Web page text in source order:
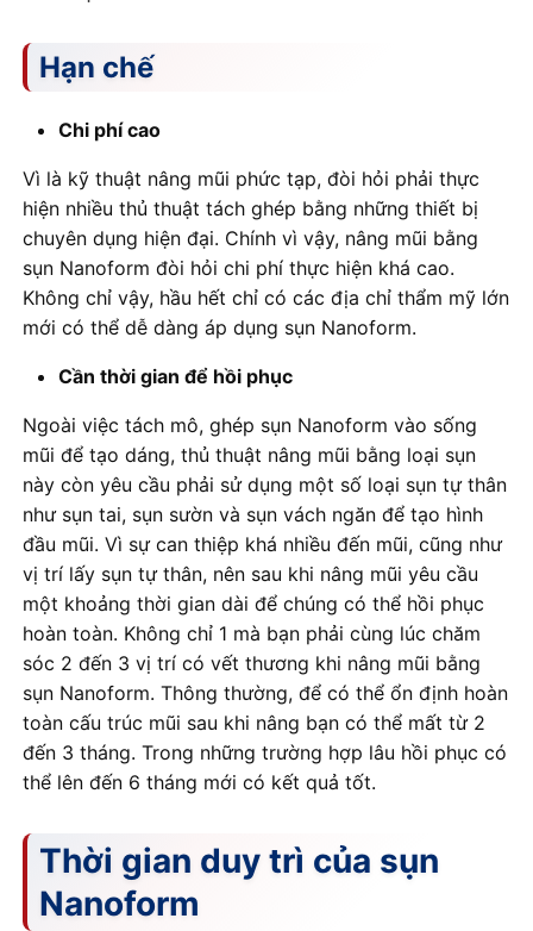
Hạn chế
Chi phí cao
Vì là kỹ thuật nâng mũi phức tạp, đòi hỏi phải thực
hiện nhiều thủ thuật tách ghép bằng những thiết bị
chuyên dụng hiện đại. Chính vì vậy, nâng mũi bằng
sụn Nanoform đòi hỏi chi phí thực hiện khá cao.
Không chỉ vậy, hầu hết chỉ có các địa chỉ thẩm mỹ lớn
mới có thể dễ dàng áp dụng sụn Nanoform.
Cần thời gian để hồi phục
Ngoài việc tách mô, ghép sụn Nanoform vào sống
mũi để tạo dáng, thủ thuật nâng mũi bằng loại sụn
này còn yêu cầu phải sử dụng một số loại sụn tự thân
như sụn tai, sụn sườn và sụn vách ngăn để tạo hình
đầu mũi. Vì sự can thiệp khá nhiều đến mũi, cũng như
vị trí lấy sụn tự thân, nên sau khi nâng mũi yêu cầu
một khoảng thời gian dài để chúng có thể hồi phục
hoàn toàn. Không chỉ 1 mà bạn phải cùng lúc chăm
sóc 2 đến 3 vị trí có vết thương khi nâng mũi bằng
sụn Nanoform. Thông thường, để có thể ổn định hoàn
toàn cấu trúc mũi sau khi nâng bạn có thể mất từ 2
đến 3 tháng. Trong những trường hợp lâu hồi phục có
thể lên đến 6 tháng mới có kết quả tốt.
Thời gian duy trì của sụn
Nanoform